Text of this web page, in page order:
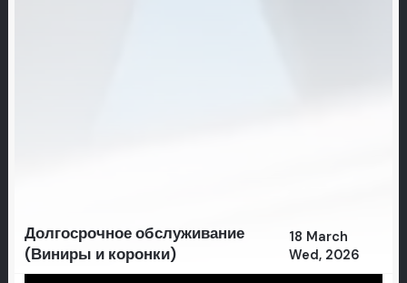
Долгосрочное обслуживание
(Виниры и коронки)
18 March
Wed, 2026